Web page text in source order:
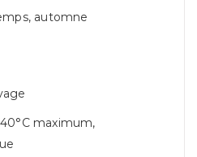
automne
maximum,